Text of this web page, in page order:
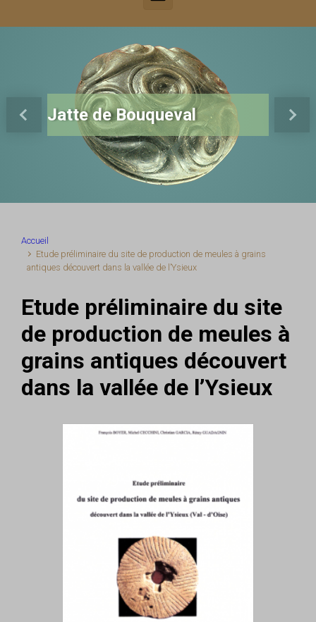
Jatte de Bouqueval
Previous Next
Accueil
Etude préliminaire du site de production de meules à grains
antiques découvert dans la vallée de l’Ysieux
Etude préliminaire du site
de production de meules à
grains antiques découvert
dans la vallée de l’Ysieux